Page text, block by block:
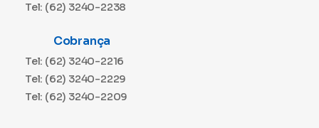
Tel: (62) 3240-2238
Cobrança
Tel: (62) 3240-2216
Tel: (62) 3240-2229
Tel: (62) 3240-2209